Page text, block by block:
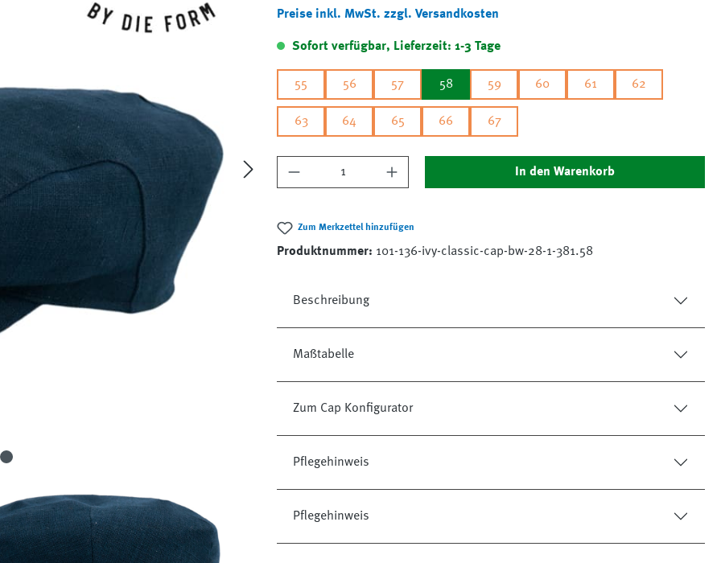
Preise inkl. MwSt. zzgl. Versandkosten
Sofort verfügbar, Lieferzeit: 1-3 Tage
55 56 57 58 59 60 61 62
63 64 65 66 67
Produkt Anzahl: Gib den gewünschten Wert ein
In den Warenkorb
Zum Merkzettel hinzufügen
Produktnummer: 101-136-ivy-classic-cap-bw-28-1-381.58
Beschreibung
Maßtabelle
Zum Cap Konfigurator
Pflegehinweis
Pflegehinweis